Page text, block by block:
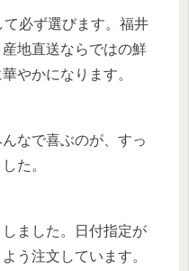
必ず選びます。福井
地直送ならではの鮮
やかになります。
なで喜ぶのが、すっ
た。
ました。日付指定が
う注文しています。